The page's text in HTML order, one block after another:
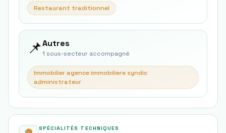
Restaurant traditionnel
📌Autres
1 sous-secteur accompagné
Immobilier agence immobiliere syndic
administrateur
SPÉCIALITÉS TECHNIQUES